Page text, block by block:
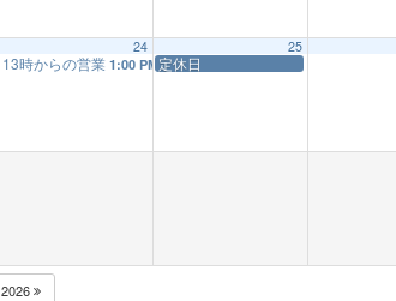
24
13時からの営業 1:00 PM
25
定休日
2026